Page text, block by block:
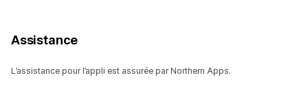
Assistance
L’assistance pour l’appli est assurée par Northern Apps.